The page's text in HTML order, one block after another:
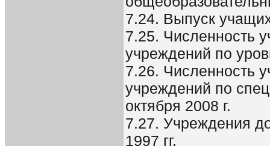
7.24. Выпуск
7.25. Численность
учреждений по
7.26. Численность
учреждений по
октября 2008 г.
7.27. Учреждения
1997 гг.